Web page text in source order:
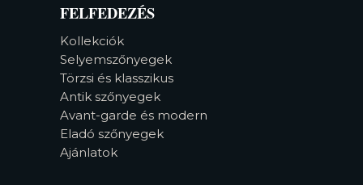
FELFEDEZÉS
Kollekciók
Selyemszőnyegek
Törzsi és klasszikus
Antik szőnyegek
Avant-garde és modern
Eladó szőnyegek
Ajánlatok